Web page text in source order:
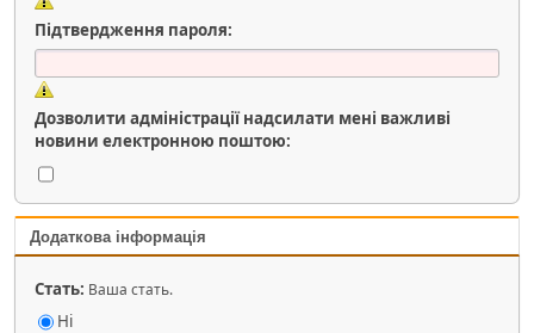
Підтвердження пароля:
Дозволити адміністрації надсилати мені важливі
новини електронною поштою:
Додаткова інформація
Стать: Ваша стать.
Ні